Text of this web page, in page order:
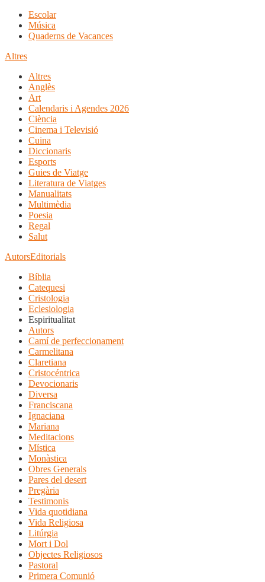
Escolar
Música
Quaderns de Vacances
Altres
Altres
Anglès
Art
Calendaris i Agendes 2026
Ciència
Cinema i Televisió
Cuina
Diccionaris
Esports
Guies de Viatge
Literatura de Viatges
Manualitats
Multimèdia
Poesia
Regal
Salut
AutorsEditorials
Bíblia
Catequesi
Cristologia
Eclesiologia
Espiritualitat
Autors
Camí de perfeccionament
Carmelitana
Claretiana
Cristocéntrica
Devocionaris
Diversa
Franciscana
Ignaciana
Mariana
Meditacions
Mística
Monàstica
Obres Generals
Pares del desert
Pregària
Testimonis
Vida quotidiana
Vida Religiosa
Litúrgia
Mort i Dol
Objectes Religiosos
Pastoral
Primera Comunió